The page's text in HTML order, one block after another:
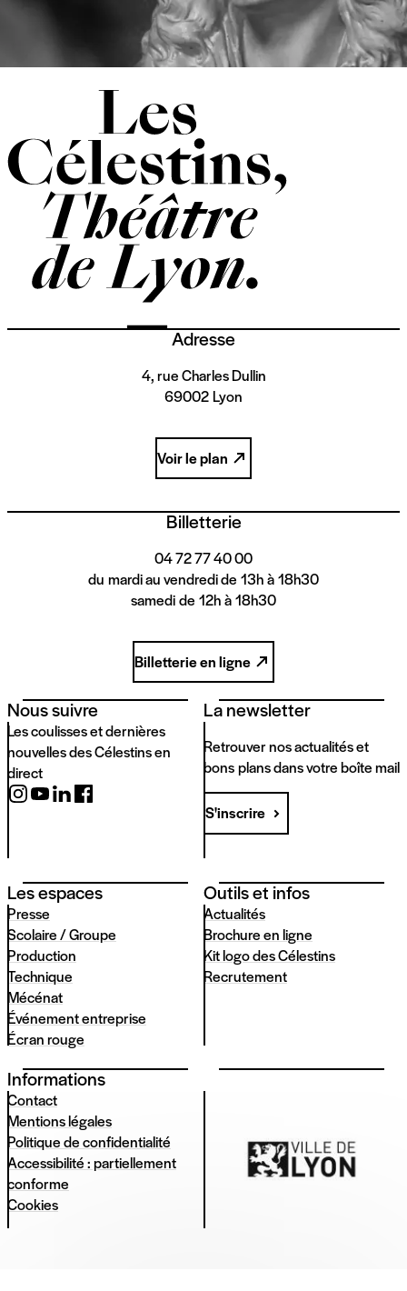
Adresse
4, rue Charles Dullin
69002 Lyon
Voir le plan
Billetterie
04 72 77 40 00
du mardi au vendredi de 13h à 18h30
samedi de 12h à 18h30
Billetterie en ligne
Nous suivre
Les coulisses et dernières
nouvelles des Célestins en
direct
La newsletter
Retrouver nos actualités et
bons plans dans votre boîte mail
S'inscrire
Les espaces
Presse
Scolaire / Groupe
Production
Technique
Mécénat
Événement entreprise
Écran rouge
Outils et infos
Actualités
Brochure en ligne
Kit logo des Célestins
Recrutement
Informations
Contact
Mentions légales
Politique de confidentialité
Accessibilité : partiellement
conforme
Cookies